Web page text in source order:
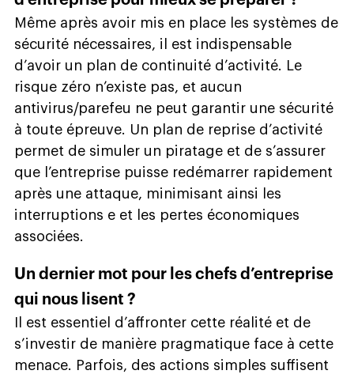
Même après avoir mis en place les systèmes de
sécurité nécessaires, il est indispensable
d’avoir un plan de continuité d’activité. Le
risque zéro n’existe pas, et aucun
antivirus/parefeu ne peut garantir une sécurité
à toute épreuve. Un plan de reprise d’activité
permet de simuler un piratage et de s’assurer
que l’entreprise puisse redémarrer rapidement
après une attaque, minimisant ainsi les
interruptions e et les pertes économiques
associées.
Un dernier mot pour les chefs d’entreprise
qui nous lisent ?
Il est essentiel d’affronter cette réalité et de
s’investir de manière pragmatique face à cette
menace. Parfois, des actions simples suffisent